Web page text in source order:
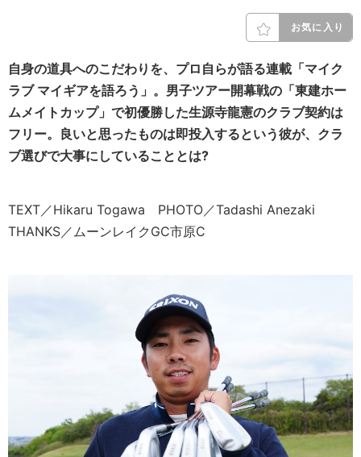
お気に入り
自身の道具へのこだわりを、プロ自らが語る連載「マイク
ラブ マイギアを語ろう」。男子ツアー開幕戦の「東建ホー
ムメイトカップ」で初優勝した生源寺龍憲のクラブ契約は
フリー。良いと思ったものは即投入するという彼が、クラ
ブ選びで大事にしていることとは?
TEXT／Hikaru Togawa PHOTO／Tadashi Anezaki
THANKS／ムーンレイクGC市原C